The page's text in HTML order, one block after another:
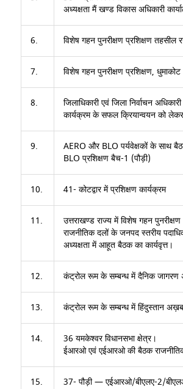
अध्यक्षता मैं खण्ड विकास अधिकारी
6. विशेष गहन पुनरीक्षण प्रशिक्षण तहसील
7. विशेष गहन पुनरीक्षण प्रशिक्षण, धुमाकोट
8.
जिलाधिकारी एवं जिला निर्वाचन
कार्यक्रम के सफल क्रियान्वयन को लेकर
9.
AERO और BLO पर्यवेक्षकों के साथ
BLO प्रशिक्षण बैच-1 (पौड़ी)
10. 41- कोटद्वार में प्रशिक्षण कार्यक्रम
11.
उत्तराखण्ड राज्य में विशेष गहन
राजनीतिक दलों के जनपद स्तरीय
अध्यक्षता में आहूत बैठक का कार्यवृत्त।
12. कंट्रोल रूम के सम्बन्ध में दैनिक जागरण
13. कंट्रोल रूम के सम्बन्ध में हिंदुस्तान
14.
36 यमकेश्वर विधानसभा क्षेत्र।
ईआरओ एवं एईआरओ की बैठक
15. 37- पौड़ी — एईआरओ/बीएलए-2/